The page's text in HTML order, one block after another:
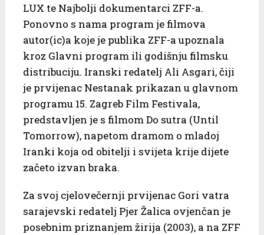
LUX te Najbolji dokumentarci ZFF-a.
Ponovno s nama program je filmova
autor(ic)a koje je publika ZFF-a upoznala
kroz Glavni program ili godišnju filmsku
distribuciju. Iranski redatelj Ali Asgari, čiji
je prvijenac Nestanak prikazan u glavnom
programu 15. Zagreb Film Festivala,
predstavljen je s filmom Do sutra (Until
Tomorrow), napetom dramom o mladoj
Iranki koja od obitelji i svijeta krije dijete
začeto izvan braka.
Za svoj cjelovečernji prvijenac Gori vatra
sarajevski redatelj Pjer Žalica ovjenčan je
posebnim priznanjem žirija (2003), a na ZFF